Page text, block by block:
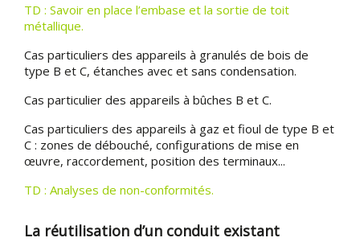
TD : Savoir en place l’embase et la sortie de toit
métallique.
Cas particuliers des appareils à granulés de bois de
type B et C, étanches avec et sans condensation.
Cas particulier des appareils à bûches B et C.
Cas particuliers des appareils à gaz et fioul de type B et
C : zones de débouché, configurations de mise en
œuvre, raccordement, position des terminaux...
TD : Analyses de non-conformités.
La réutilisation d’un conduit existant